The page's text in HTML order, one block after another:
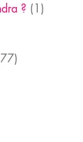
? (1)